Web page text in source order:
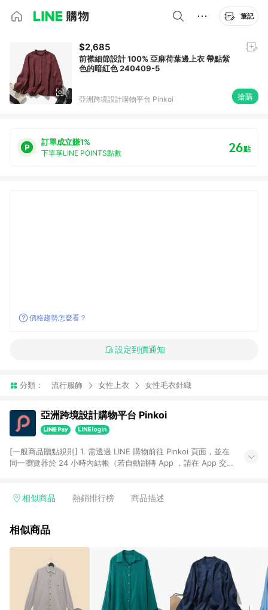
筆記
$2,685
前襟細節設計 100% 亞麻荷葉邊上衣 帶點紫
色的暗紅色 240409-5
亞洲跨境設計購物平台 Pinkoi 搶購
訂單成立賺1%
下單享LINE POINTS點數 26點
價格趨勢怎麼看？
設定到價通知
分類： 流行服飾 女性上衣 女性毛衣針織
亞洲跨境設計購物平台 Pinkoi
[一般商品贈點規則] 1. 需透過 LINE 購物前往 Pinkoi 頁面，並在
同一瀏覽器於 24 小時內結帳（若自動跳轉 App ，請在 App 交
回饋訂單不得享有 Pinkoi 站方優惠，例如首購優惠，P coins，
行為，不具贈點資格，部分退款不在此限。 6. APP 請更新至
貨後 45 天後發送。 8. 群眾募資商品，禮物卡，開館保證金，補
運費，攤位費等不具贈點資格。 9. LINE 購物站上之商品規格、
顏色、價位、贈品如與 Pinkoi 商品資訊頁及購物車不符，以
Pinkoi 購物商品資訊頁及購物車標示為準。 10. 點數紅包使用規
則請以點數紅包活動說明為準。 11. 若於 LINE 購物前往 Pinkoi
相似商品 熱銷排行榜 商品描述
相似商品